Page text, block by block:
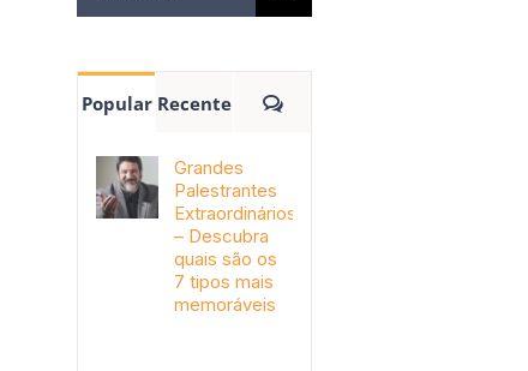
Popular Recente
Grandes
Palestrantes
Extraordinários
– Descubra
quais são os
7 tipos mais
memoráveis